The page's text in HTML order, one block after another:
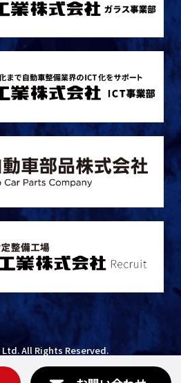
All Rights Reserved.